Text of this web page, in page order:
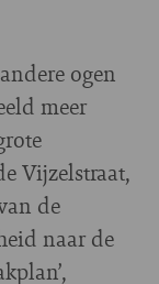
ogen
meer
Vijzelstraat,
de
naar de